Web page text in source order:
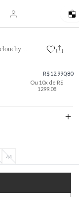
bota butterfly sclouchy crinkle oleatex ganni
R$ 12.990,80
Ou 10x de R$
1299.08
44